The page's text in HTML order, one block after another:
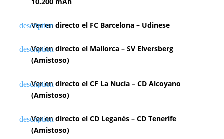
Ver en directo el FC Barcelona – Udinese
Ver en directo el Mallorca – SV Elversberg
(Amistoso)
Ver en directo el CF La Nucía – CD Alcoyano
(Amistoso)
Ver en directo el CD Leganés – CD Tenerife
(Amistoso)